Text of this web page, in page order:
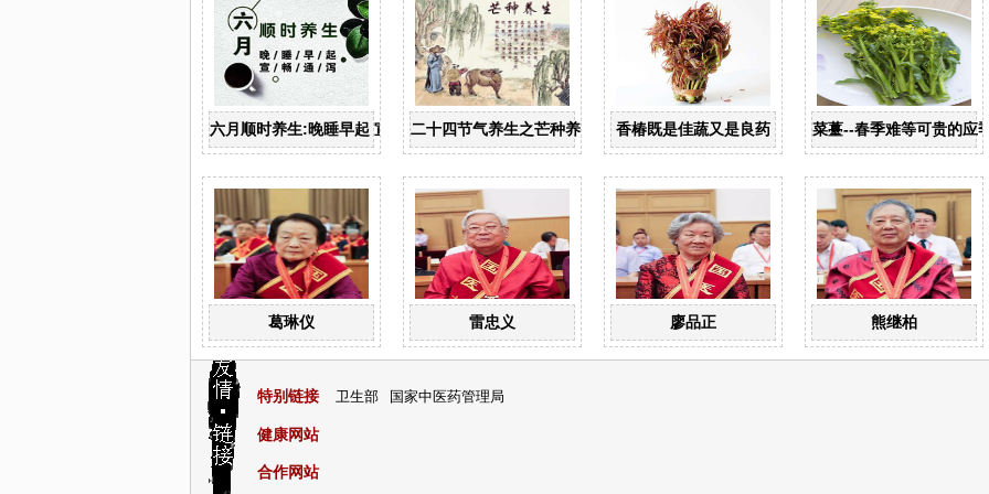
六月顺时养生:晚睡早起 宣畅通泻二十四节气养生之芒种养生 香椿既是佳蔬又是良药 菜薹--春季难等可贵的应
葛琳仪 雷忠义 廖品正 熊继柏
特别链接 卫生部 国家中医药管理局
健康网站
合作网站